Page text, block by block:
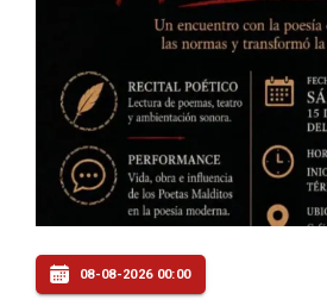
08-08-2026 00:00